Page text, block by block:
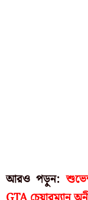
আরও পড়ুন: